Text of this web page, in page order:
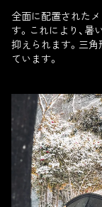
全面に配置された
す。これにより、暑
抑えられます。三
ています。